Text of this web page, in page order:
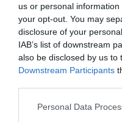
us or personal
your opt-out. You may
disclosure of your
IAB’s list of downstream
also be disclosed by us to
Downstream Participants
Please note that this
Personal Data
Αγορά